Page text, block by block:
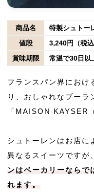
商品名
特製シュトー
値段
3,240円（税込
賞味期限
常温で30日以
フランスパン界におけ
り、おしゃれなブーラ
「MAISON KAYSER
シュトーレンはお店に
異なるスイーツですが、
ンはベーカリーならで
れます。